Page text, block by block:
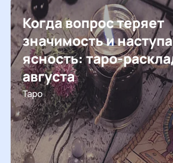
Когда вопрос теряет
значимость и
ясность: таро-
августа
Таро